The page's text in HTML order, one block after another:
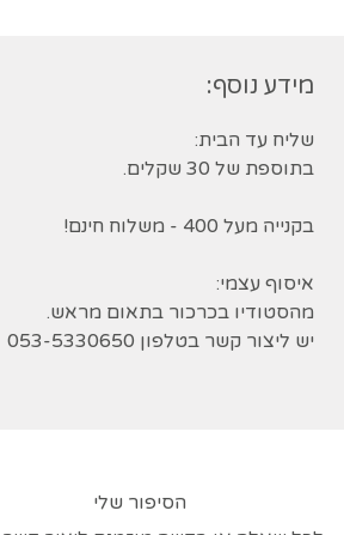
מידע נוסף:
שליח עד הבית:
בתוספת של 30 שקלים.
בקנייה מעל 400 - משלוח חינם!
איסוף עצמי:
מהסטודיו בכרכור בתאום מראש.
יש ליצור קשר בטלפון 053-5330650
הסיפור שלי